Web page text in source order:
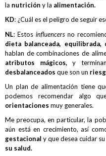
la nutrición y la alimentación.
KD: ¿Cuál es el peligro de seguir
NL: Estos influencers no
dieta balanceada, equilibrada,
hablan de combinaciones de
atributos mágicos,y
desbalanceados que son un
Un plan de alimentación tiene
podemos recomendar algo
orientaciones muy generales.
Me preocupa, en particular, la
aún está en crecimiento, así
gestacional y que desea cuidar
su salud.